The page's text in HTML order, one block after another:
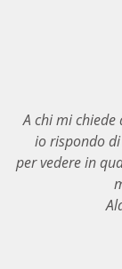
A chi mi
io rispondo
per vedere in